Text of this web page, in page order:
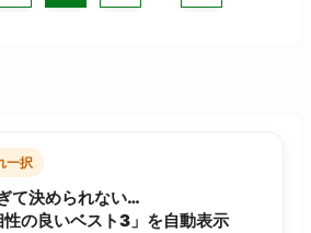
一択
て決められない…
の良いベスト3」を自動表示